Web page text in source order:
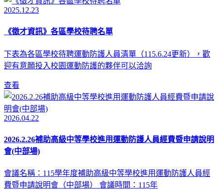
2025.12.23
《徵才資訊》各區學校待聘名單
下表為各區學校待聘運動防護人員清單（115.6.24更新），歡
迎有意願投入校園運動防護的夥伴可以洽詢
查看
2026.04.22
2026.2.26補助高級中等學校進用運動防護人員經費暨申請說明
會(中部場)
會議名稱：115學年度補助高級中等學校進用運動防護人員經
費暨申請說明會（中部場） 會議時間：115年